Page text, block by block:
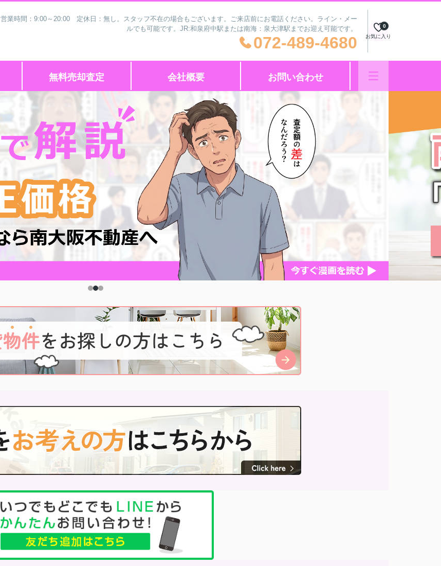
営業時間：9:00～20:00 定休日：無し。スタッフ不在の場合もございます。ご来店前にお電話ください。ライン・メー
ルでも可能です。JR:和泉府中駅または南海：泉大津駅までお迎え可能です。
072-489-4680 お気に入り
0
無料売却査定 会社概要 お問い合わせ